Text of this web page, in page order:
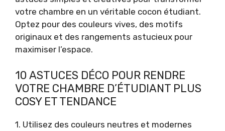
votre chambre en un véritable cocon étudiant.
Optez pour des couleurs vives, des motifs
originaux et des rangements astucieux pour
maximiser l’espace.
10 ASTUCES DÉCO POUR RENDRE
VOTRE CHAMBRE D’ÉTUDIANT PLUS
COSY ET TENDANCE
1. Utilisez des couleurs neutres et modernes